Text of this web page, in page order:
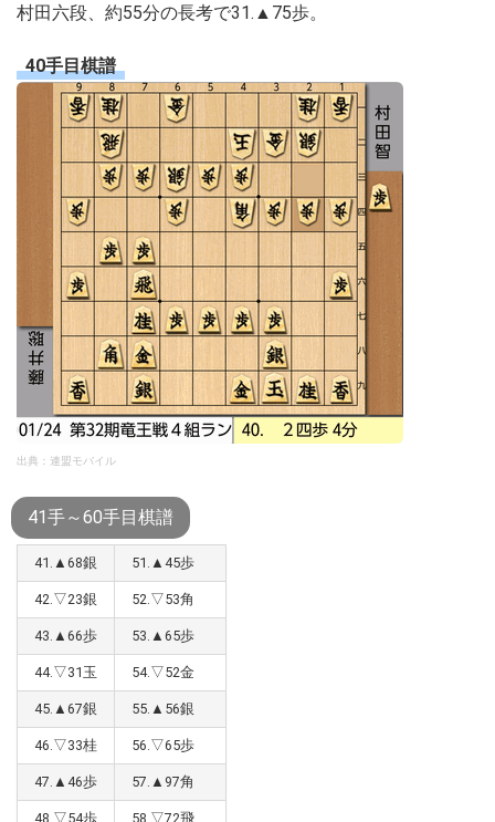
村田六段、約55分の長考で31.▲75歩。
40手目棋譜
出典：連盟モバイル
41手～60手目棋譜
41.▲68銀 51.▲45歩
42.▽23銀 52.▽53角
43.▲66歩 53.▲65歩
44.▽31玉 54.▽52金
45.▲67銀 55.▲56銀
46.▽33桂 56.▽65歩
47.▲46歩 57.▲97角
48.▽54歩 58.▽72飛